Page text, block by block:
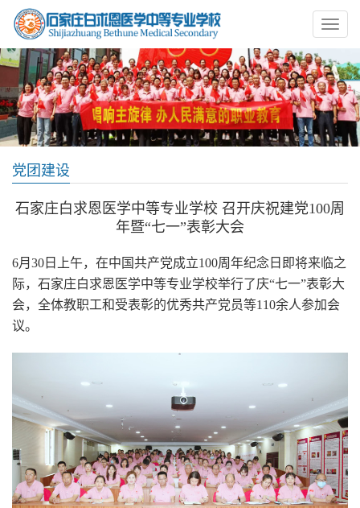
党团建设
石家庄白求恩医学中等专业学校 召开庆祝建党100周
年暨“七一”表彰大会
6月30日上午，在中国共产党成立100周年纪念日即将来临之
际，石家庄白求恩医学中等专业学校举行了庆“七一”表彰大
会，全体教职工和受表彰的优秀共产党员等110余人参加会
议。